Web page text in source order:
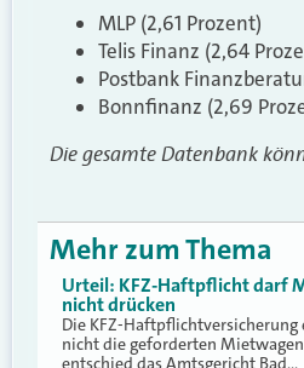
MLP (2,61 Prozent)
Telis Finanz (2,64
Postbank
Bonnfinanz (2,69
Die gesamte Datenbank
Mehr zum Thema
Urteil: KFZ-Haftpflicht darf
nicht drücken
Die KFZ-
nicht die geforderten
entschied das Amtsgericht Bad…